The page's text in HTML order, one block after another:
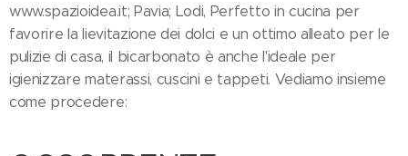
www.spazioidea.it; Pavia; Lodi, Perfetto in cucina per
favorire la lievitazione dei dolci e un ottimo alleato per le
pulizie di casa, il bicarbonato è anche l'ideale per
igienizzare materassi, cuscini e tappeti. Vediamo insieme
come procedere: